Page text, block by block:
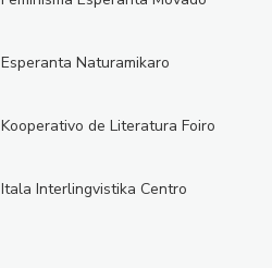
Esperanta Naturamikaro
Kooperativo de Literatura Foiro
Itala Interlingvistika Centro